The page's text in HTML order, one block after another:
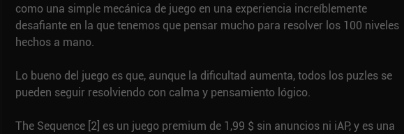
como una simple mecánica de juego en una experiencia increíblemente
desafiante en la que tenemos que pensar mucho para resolver los 100 niveles
hechos a mano.
Lo bueno del juego es que, aunque la dificultad aumenta, todos los puzles se
pueden seguir resolviendo con calma y pensamiento lógico.
The Sequence [2] es un juego premium de 1,99 $ sin anuncios ni iAP, y es una